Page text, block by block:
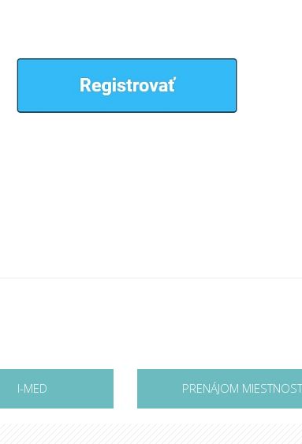
I-MED PRENÁJOM